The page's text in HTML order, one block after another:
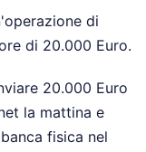
di
di 20.000 Euro.
20.000 Euro
la mattina e
fisica nel